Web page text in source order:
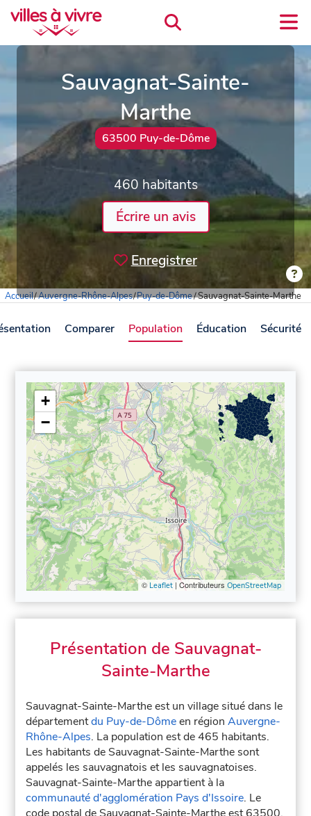
Sauvagnat-Sainte-
Marthe
63500 Puy-de-Dôme
460 habitants
Écrire un avis
Enregistrer
Accueil/Auvergne-Rhône-Alpes/Puy-de-Dôme/Sauvagnat-Sainte-Marthe
Comparer Population Éducation Sécurité
+
−
© Leaflet| Contributeurs OpenStreetMap
Présentation de Sauvagnat-
Sainte-Marthe
Sauvagnat-Sainte-Marthe est un village situé dans le
départementdu Puy-de-Dômeen régionAuvergne-
Rhône-Alpes. La population est de 465 habitants.
Les habitants de Sauvagnat-Sainte-Marthe sont
appelés les sauvagnatois et les sauvagnatoises.
Sauvagnat-Sainte-Marthe appartient à la
communauté d'agglomération Pays d'Issoire. Le